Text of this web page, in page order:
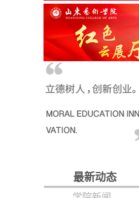
最新动态